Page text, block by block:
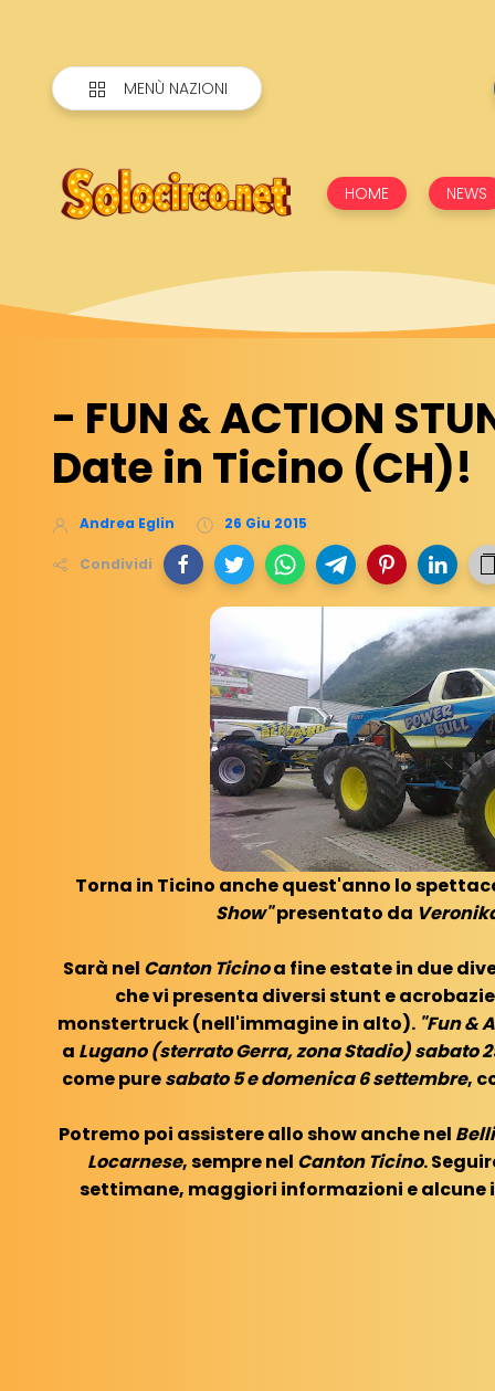
MENÙ NAZIONI
HOME NEWS
- FUN & ACTION
Date in Ticino (CH)!
Andrea Eglin 26 Giu 2015
Condividi
Torna in Ticino anche quest'anno lo
Show"presentato da
Sarà nel Canton Ticinoa fine estate in due
che vi presenta diversi stunt e
monstertruck (nell'immagine in alto). "Fun &
a Lugano (sterrato Gerra, zona Stadio) sabato
come puresabato 5 e domenica 6 settembre,
Potremo poi assistere allo show anche nel
Locarnese, sempre nel Canton Ticino.
settimane, maggiori informazioni e alcune